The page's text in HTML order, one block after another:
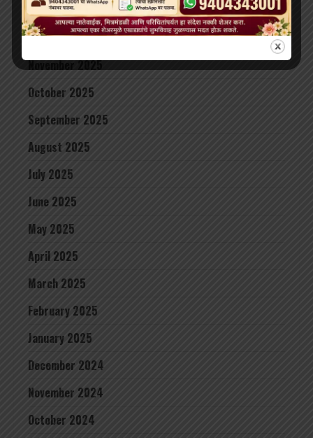
January 2026
December 2025
November 2025
October 2025
September 2025
August 2025
July 2025
June 2025
May 2025
April 2025
March 2025
February 2025
January 2025
December 2024
November 2024
October 2024